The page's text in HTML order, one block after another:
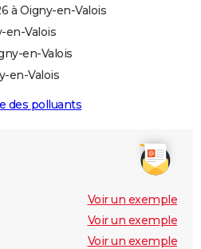
à Oigny-en-Valois
en-Valois
en-Valois
en-Valois
des polluants
Voir un exemple
Voir un exemple
Voir un exemple